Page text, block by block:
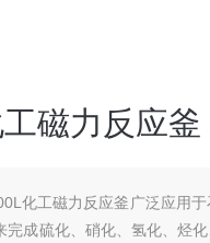
磁力反应釜
化工磁力反应釜广泛应用
完成硫化、硝化、氢化、烃